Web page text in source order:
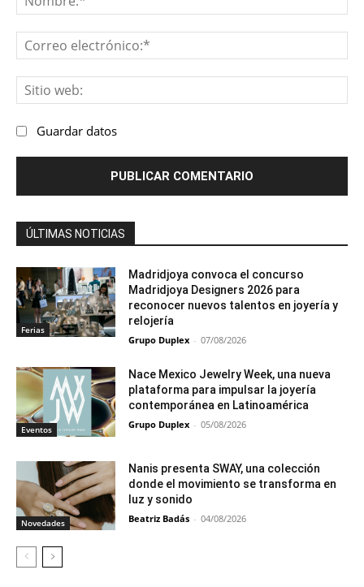
Guardar datos
ÚLTIMAS NOTICIAS
Ferias
Madridjoya convoca el concurso
Madridjoya Designers 2026 para
reconocer nuevos talentos en joyería y
relojería
Grupo Duplex - 07/08/2026
Eventos
Nace Mexico Jewelry Week, una nueva
plataforma para impulsar la joyería
contemporánea en Latinoamérica
Grupo Duplex - 05/08/2026
Novedades
Nanis presenta SWAY, una colección
donde el movimiento se transforma en
luz y sonido
Beatriz Badás - 04/08/2026